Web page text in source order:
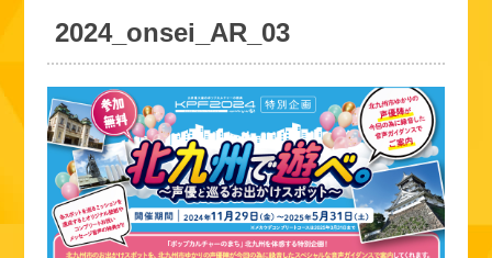
2024_onsei_AR_03